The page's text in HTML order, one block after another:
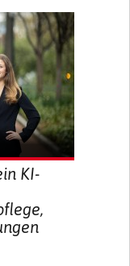
KI-